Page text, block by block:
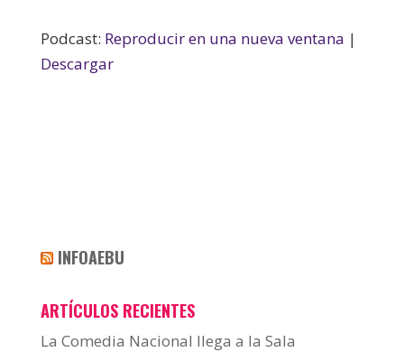
Podcast: Reproducir en una nueva ventana |
Descargar
INFOAEBU
ARTÍCULOS RECIENTES
La Comedia Nacional llega a la Sala